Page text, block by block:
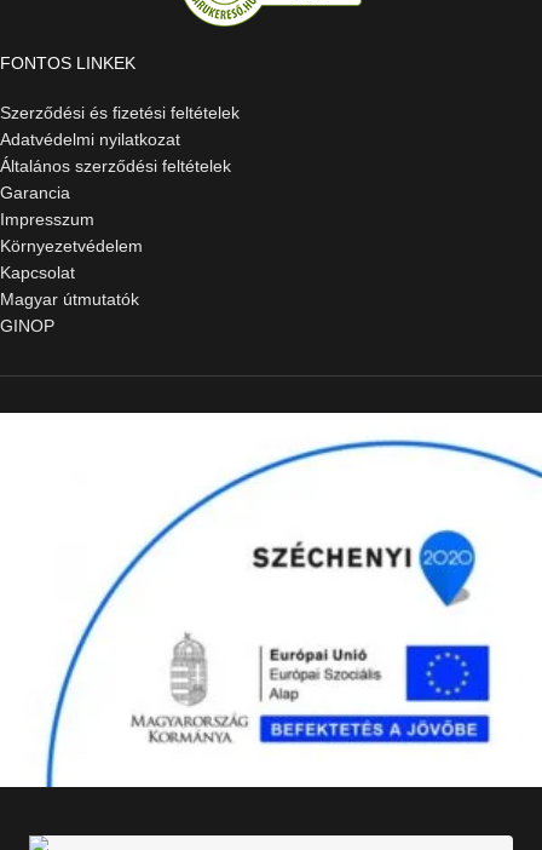
FONTOS LINKEK
Szerződési és fizetési feltételek
Adatvédelmi nyilatkozat
Általános szerződési feltételek
Garancia
Impresszum
Környezetvédelem
Kapcsolat
Magyar útmutatók
GINOP